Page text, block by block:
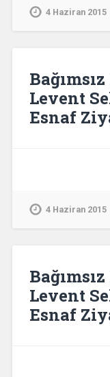
4 Haziran 2015
Levent
Esnaf
4 Haziran 2015
Levent
Esnaf